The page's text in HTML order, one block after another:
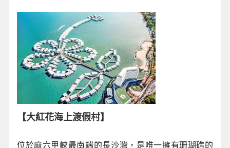
【大紅花海上渡假村】
位於麻六甲峽最南端的長沙灣，是唯一擁有珊瑚礁的